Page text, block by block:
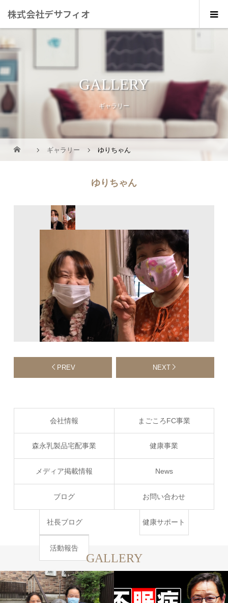
株式会社デサフィオ
GALLERY
ギャラリー
ギャラリー ゆりちゃん
ゆりちゃん
PREV NEXT
会社情報
会社概要
代表者メッセ
ージ
沿革
アクセスマッ
プ
まごころFC事業
まごころサポ
ート
ハウスクリー
ニング
高圧洗浄クリ
ーニング
健康サポート
康食品販売金
子商店)
森永乳製品宅配事業
牛乳宅配につ
いて
お試しサンプ
ルのお申込み
宅配の一時休
止をご希望の
方へ
健康事業
快眠サロン
推拿整体
メディア掲載情報 News
ブログ
社長ブログ
活動報告
お問い合わせ
GALLERY